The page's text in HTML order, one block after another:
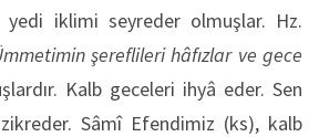
yedi iklimi seyreder olmuşlar. Hz.
şereflileri hâfızlar ve gece
Kalb geceleri ihyâ eder. Sen
Sâmî Efendimiz (ks), kalb